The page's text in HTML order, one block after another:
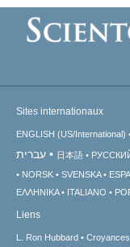
Sites internationaux
ENGLISH (US/International)
עברית 日本語
NORSK
SVENSKA
ΕΛΛΗΝΙΚA
ITALIANO
Liens
L. Ron Hubbard